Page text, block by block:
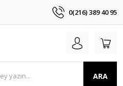
0(216) 389 40 95
ARA